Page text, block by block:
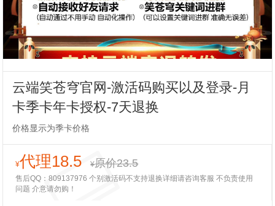
云端笑苍穹官网-激活码购买以及登录-月
卡季卡年卡授权-7天退换
价格显示为季卡价格
¥代理18.5 ¥原价23.5
售后QQ：809137976 个别激活码不支持退换详细请咨询客服 不负责使用
问题 介意请勿购！